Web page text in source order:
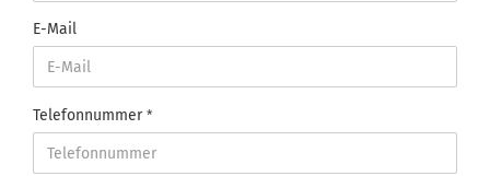
E-Mail
Telefonnummer